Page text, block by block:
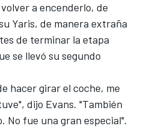
a encenderlo, de
Yaris, de manera extraña
de terminar la etapa
se llevó su segundo
hacer girar el coche, me
dijo Evans. "También
No fue una gran especial".